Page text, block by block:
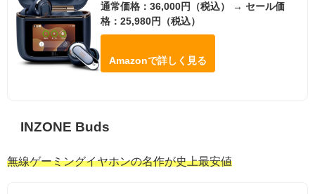
通常価格：36,000円（税込） → セール価
格：25,980円（税込）
Amazonで詳しく見る
INZONE Buds
無線ゲーミングイヤホンの名作が史上最安値